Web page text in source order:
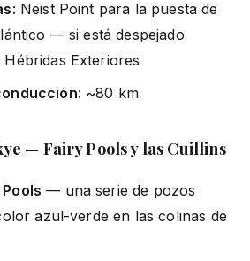
: Neist Point para la puesta de
— si está despejado
Exteriores
: ~80 km
— Fairy Pools y las Cuillins
— una serie de pozos
azul-verde en las colinas de